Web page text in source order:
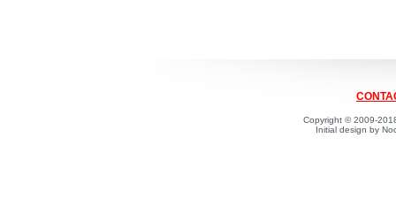
Copyright © 2009-
Initial design by